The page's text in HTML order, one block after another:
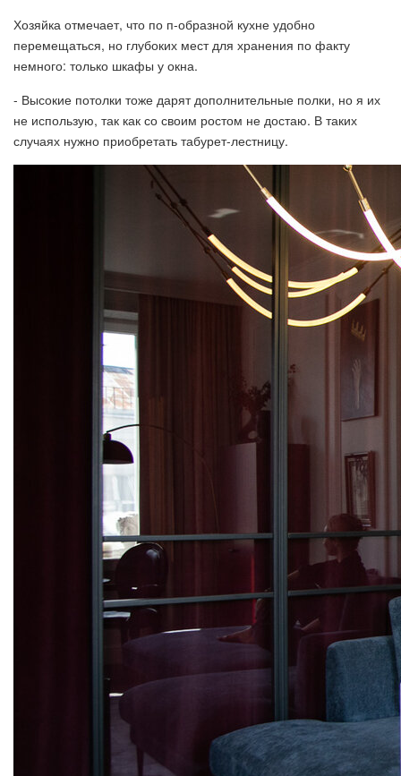
Хозяйка отмечает, что по п-образной кухне удобно
перемещаться, но глубоких мест для хранения по факту
немного: только шкафы у окна.
- Высокие потолки тоже дарят дополнительные полки, но я их
не использую, так как со своим ростом не достаю. В таких
случаях нужно приобретать табурет-лестницу.